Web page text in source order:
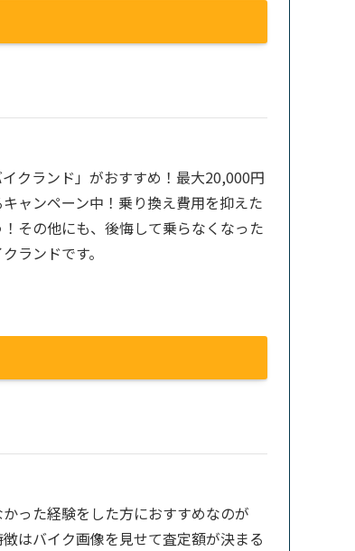
クランド」がおすすめ！最大20,000円
ャンペーン中！乗り換え費用を抑えた
その他にも、後悔して乗らなくなった
ランドです。
った経験をした方におすすめなのが
はバイク画像を見せて査定額が決まる